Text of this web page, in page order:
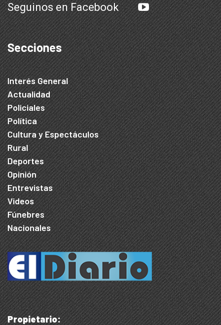
Seguinos en Facebook
Secciones
Interés General
Actualidad
Policiales
Política
Cultura y Espectáculos
Rural
Deportes
Opinión
Entrevistas
Videos
Fúnebres
Nacionales
Propietario: